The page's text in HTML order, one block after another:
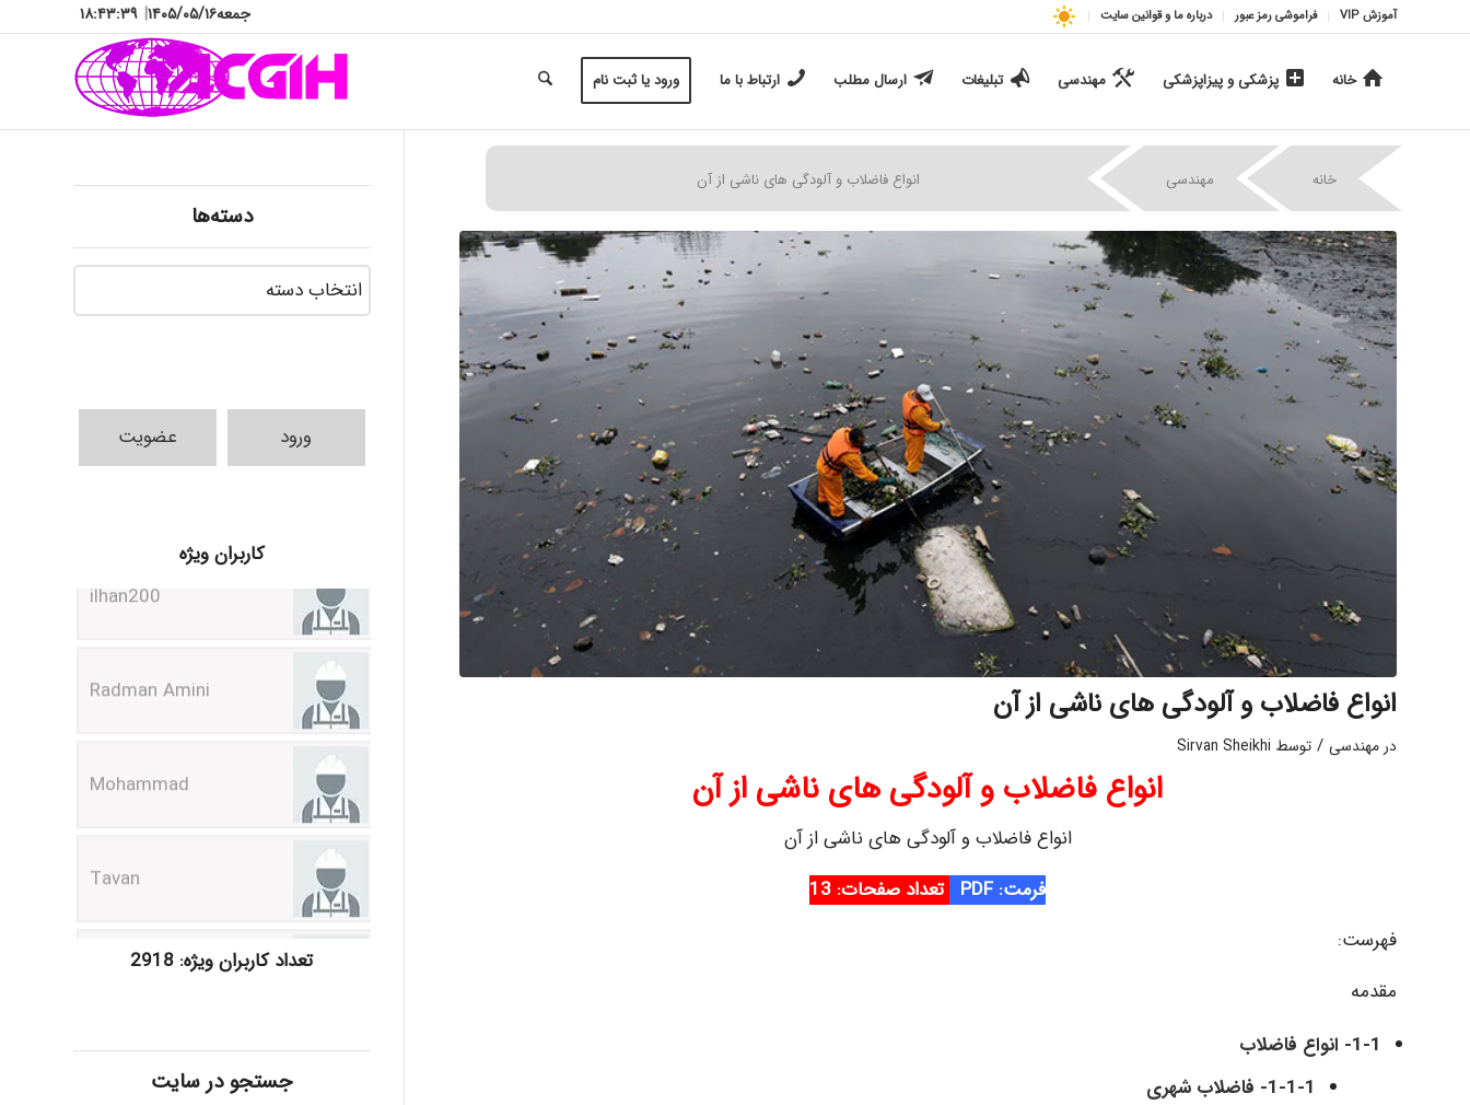
آموزش VIP فراموشی رمز عبور درباره ما و قوانین سایت جمعه۱۴۰۵/۰۵/۱۶| ۱۸:۴۳:۴۰
خانه پزشکی و پیزاپزشکی مهندسی تبلیغات ارسال مطلب ارتباط با ما ورود یا ثبت نام
خانه مهندسی | انواع فاضلاب و آلودگی های ناشی از آن
انواع فاضلاب و آلودگی های ناشی از آن
در مهندسی / توسط Sirvan Sheikhi
انواع فاضلاب و آلودگی های ناشی از آن
انواع فاضلاب و آلودگی های ناشی از آن
فرمت: PDF
تعداد صفحات: 13
فهرست:
مقدمه
1-1- انواع فاضلاب
1-1-1- فاضلاب شهری
دسته‌ها
دسته‌ها
ورود عضویت
کاربران ویژه
Radman Amini
Mohammad
Tavan
akhtar shahsavandi
kimiya zirakpoor
ayda habibnejad
تعداد کاربران ویژه: 2918
جستجو در سایت